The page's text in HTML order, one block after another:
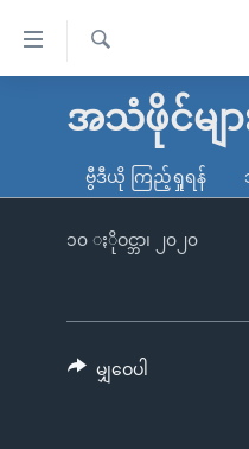
လွယ်ကူ
သည့်
မူလစာမျက်နှာ
ကမ္ဘာ့သတင်းများ
နိုင်ငံတကာ
တရုတ်
အစ္စရေး-ပါလက်စတိုင်း
ရပ်ဝန်းတခု လမ်းတခု အလွန်
အင်္ဂလိပ်စာလေ့လာမယ်
ရ
အသံဖိုင်မျာ
ဗွီဒီယို ကြည့်ရှုရန်
၁၀ ႏိုဝင္ဘာ၊ ၂၀၂၀
မျှဝေပါ